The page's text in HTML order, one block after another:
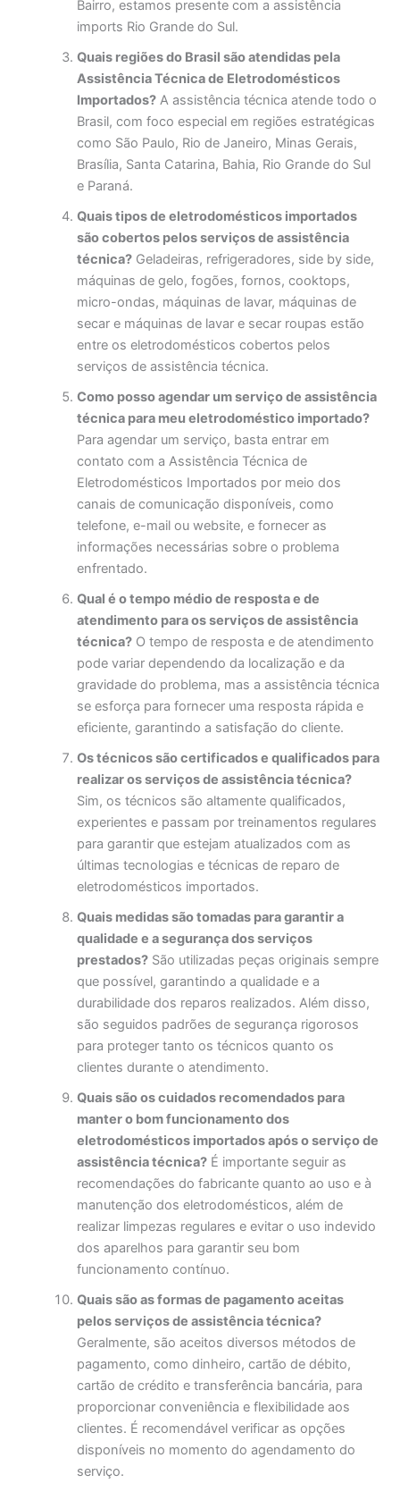
Bairro, estamos presente com a assistência
imports Rio Grande do Sul.
Quais regiões do Brasil são atendidas pela
Assistência Técnica de Eletrodomésticos
Importados? A assistência técnica atende todo o
Brasil, com foco especial em regiões estratégicas
como São Paulo, Rio de Janeiro, Minas Gerais,
Brasília, Santa Catarina, Bahia, Rio Grande do Sul
e Paraná.
Quais tipos de eletrodomésticos importados
são cobertos pelos serviços de assistência
técnica? Geladeiras, refrigeradores, side by side,
máquinas de gelo, fogões, fornos, cooktops,
micro-ondas, máquinas de lavar, máquinas de
secar e máquinas de lavar e secar roupas estão
entre os eletrodomésticos cobertos pelos
serviços de assistência técnica.
Como posso agendar um serviço de assistência
técnica para meu eletrodoméstico importado?
Para agendar um serviço, basta entrar em
contato com a Assistência Técnica de
Eletrodomésticos Importados por meio dos
canais de comunicação disponíveis, como
telefone, e-mail ou website, e fornecer as
informações necessárias sobre o problema
enfrentado.
Qual é o tempo médio de resposta e de
atendimento para os serviços de assistência
técnica? O tempo de resposta e de atendimento
pode variar dependendo da localização e da
gravidade do problema, mas a assistência técnica
se esforça para fornecer uma resposta rápida e
eficiente, garantindo a satisfação do cliente.
Os técnicos são certificados e qualificados para
realizar os serviços de assistência técnica?
Sim, os técnicos são altamente qualificados,
experientes e passam por treinamentos regulares
para garantir que estejam atualizados com as
últimas tecnologias e técnicas de reparo de
eletrodomésticos importados.
Quais medidas são tomadas para garantir a
qualidade e a segurança dos serviços
prestados? São utilizadas peças originais sempre
que possível, garantindo a qualidade e a
durabilidade dos reparos realizados. Além disso,
são seguidos padrões de segurança rigorosos
para proteger tanto os técnicos quanto os
clientes durante o atendimento.
Quais são os cuidados recomendados para
manter o bom funcionamento dos
eletrodomésticos importados após o serviço de
assistência técnica? É importante seguir as
recomendações do fabricante quanto ao uso e à
manutenção dos eletrodomésticos, além de
realizar limpezas regulares e evitar o uso indevido
dos aparelhos para garantir seu bom
funcionamento contínuo.
Quais são as formas de pagamento aceitas
pelos serviços de assistência técnica?
Geralmente, são aceitos diversos métodos de
pagamento, como dinheiro, cartão de débito,
cartão de crédito e transferência bancária, para
proporcionar conveniência e flexibilidade aos
clientes. É recomendável verificar as opções
disponíveis no momento do agendamento do
serviço.